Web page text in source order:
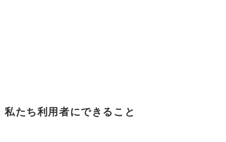
私たち利用者にできること